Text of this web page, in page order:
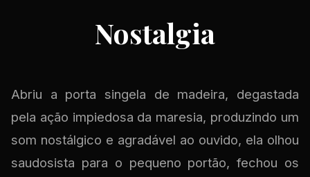
Nostalgia
Abriu a porta singela de madeira, degastada
pela ação impiedosa da maresia, produzindo um
som nostálgico e agradável ao ouvido, ela olhou
saudosista para o pequeno portão, fechou os